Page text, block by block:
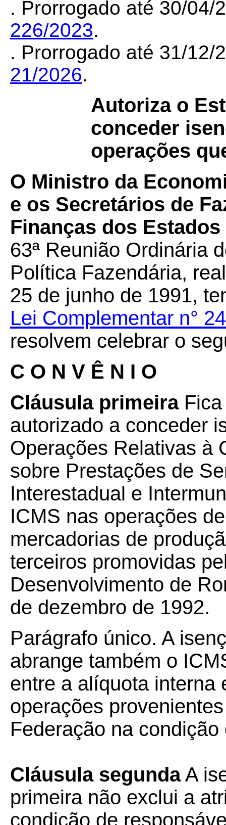
. Prorrogado até 30/04/
226/2023.
. Prorrogado até 31/12/
21/2026.
Autoriza o
conceder
operações
O Ministro da
e os Secretários de
Finanças dos
63ª Reunião Ordinária
Política Fazendária,
25 de junho de 1991,
Lei Complementar n° 24
resolvem celebrar o
C O N V Ê N I O
Cláusula primeiraFica
autorizado a conceder
Operações Relativas à
sobre Prestações de
Interestadual e
ICMS nas operações
mercadorias de
terceiros promovidas
Desenvolvimento de
de dezembro de 1992.
Parágrafo único. A
abrange também o
entre a alíquota interna
operações
Federação na
Cláusula segundaA
primeira não exclui a
condição de